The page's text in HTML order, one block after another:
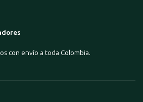
con envío a toda Colombia.